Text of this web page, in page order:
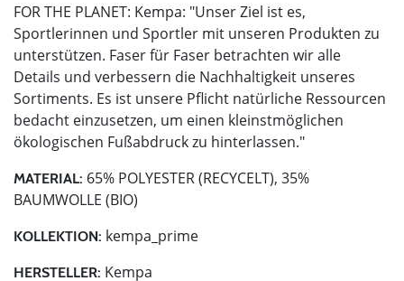
FOR THE PLANET: Kempa: "Unser Ziel ist es,
Sportlerinnen und Sportler mit unseren Produkten zu
unterstützen. Faser für Faser betrachten wir alle
Details und verbessern die Nachhaltigkeit unseres
Sortiments. Es ist unsere Pflicht natürliche Ressourcen
bedacht einzusetzen, um einen kleinstmöglichen
ökologischen Fußabdruck zu hinterlassen."
MATERIAL: 65% POLYESTER (RECYCELT), 35%
BAUMWOLLE (BIO)
KOLLEKTION: kempa_prime
HERSTELLER: Kempa